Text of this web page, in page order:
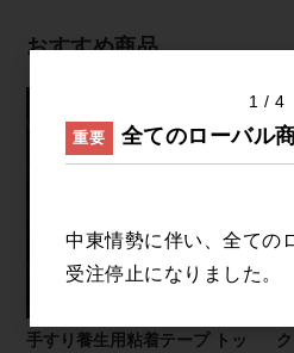
おすすめ商品
手すり養生用粘着テープ トッ
1
4
重要
全てのローバル
中東情勢に伴い、全ての
受注停止になりました。